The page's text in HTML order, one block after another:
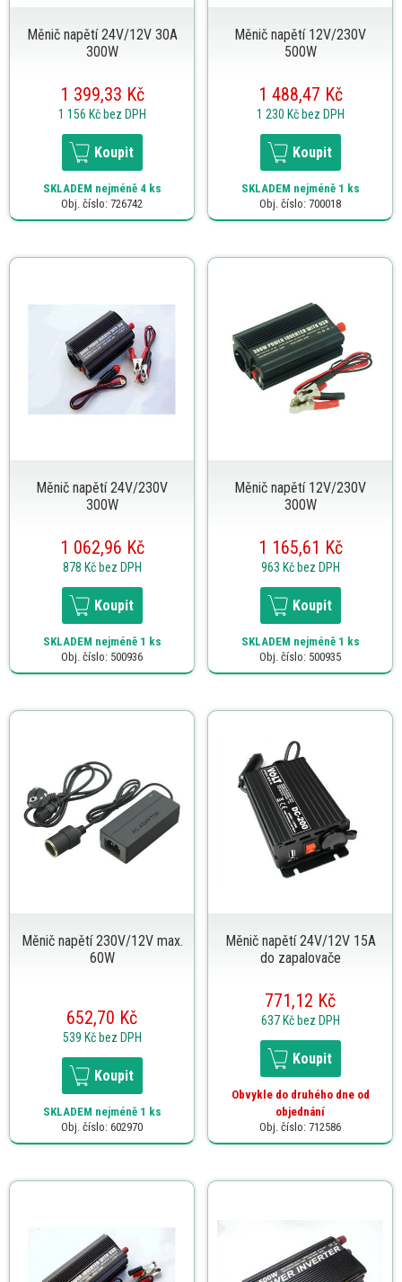
Měnič napětí 24V/12V 30A
300W
1 399,33 Kč
1 156 Kč bez DPH
Koupit
SKLADEM nejméně 4 ks
Obj. číslo: 726742
Měnič napětí 12V/230V
500W
1 488,47 Kč
1 230 Kč bez DPH
Koupit
SKLADEM nejméně 1 ks
Obj. číslo: 700018
Měnič napětí 24V/230V
300W
1 062,96 Kč
878 Kč bez DPH
Koupit
SKLADEM nejméně 1 ks
Obj. číslo: 500936
Měnič napětí 12V/230V
300W
1 165,61 Kč
963 Kč bez DPH
Koupit
SKLADEM nejméně 1 ks
Obj. číslo: 500935
Měnič napětí 230V/12V max.
60W
652,70 Kč
539 Kč bez DPH
Koupit
SKLADEM nejméně 1 ks
Obj. číslo: 602970
Měnič napětí 24V/12V 15A
do zapalovače
771,12 Kč
637 Kč bez DPH
Koupit
Obvykle do druhého dne od
objednání
Obj. číslo: 712586